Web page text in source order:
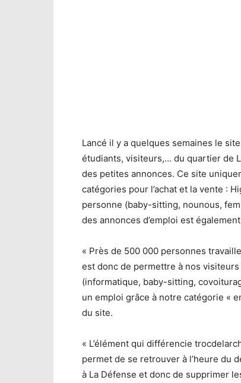
Lancé il y a quelques semaines le
étudiants, visiteurs,… du quartier de
des petites annonces. Ce site
catégories pour l’achat et la vente :
personne (baby-sitting, nounous,
des annonces d’emploi est
« Près de 500 000 personnes
est donc de permettre à nos
(informatique, baby-sitting,
un emploi grâce à notre catégorie «
du site.
« L’élément qui différencie
permet de se retrouver à l’heure du
à La Défense et donc de supprimer